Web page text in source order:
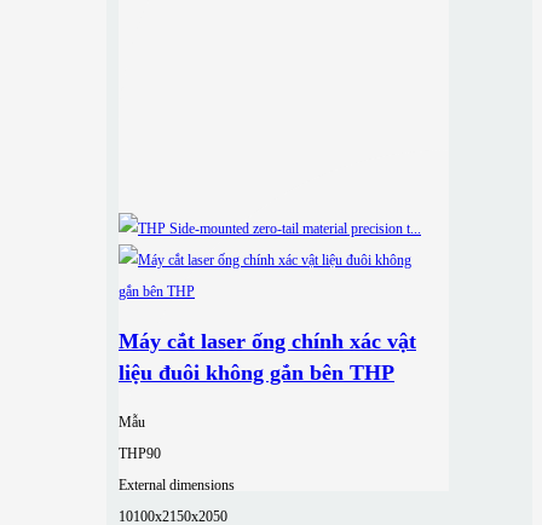
Máy cắt laser ống chính xác vật
liệu đuôi không gắn bên THP
Mẫu
THP90
External dimensions
10100x2150x2050